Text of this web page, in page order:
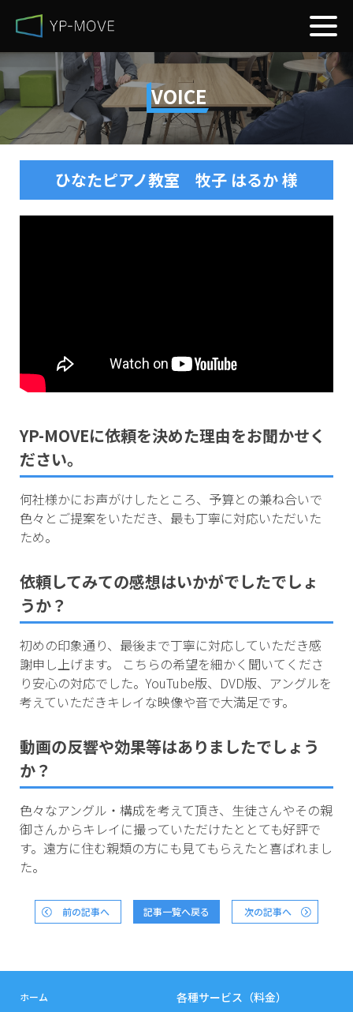
VOICE
ひなたピアノ教室 牧子 はるか 様
YP-MOVEに依頼を決めた理由をお聞かせく
ださい。
何社様かにお声がけしたところ、予算との兼ね合いで
色々とご提案をいただき、最も丁寧に対応いただいた
ため。
依頼してみての感想はいかがでしたでしょ
うか？
初めの印象通り、最後まで丁寧に対応していただき感
謝申し上げます。 こちらの希望を細かく聞いてくださ
り安心の対応でした。YouTube版、DVD版、アングルを
考えていただきキレイな映像や音で大満足です。
動画の反響や効果等はありましたでしょう
か？
色々なアングル・構成を考えて頂き、生徒さんやその親
御さんからキレイに撮っていただけたととても好評で
す。遠方に住む親類の方にも見てもらえたと喜ばれまし
た。
前の記事へ 記事一覧へ戻る 次の記事へ
ホーム
各種サービス（料金）